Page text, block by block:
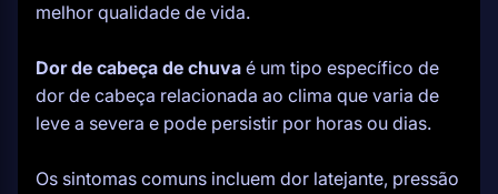
melhor qualidade de vida.
Dor de cabeça de chuva é um tipo específico de
dor de cabeça relacionada ao clima que varia de
leve a severa e pode persistir por horas ou dias.
Os sintomas comuns incluem dor latejante, pressão